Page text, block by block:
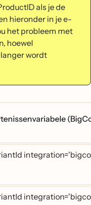
als je de
hieronder in je e-
het probleem met
hoewel
wordt